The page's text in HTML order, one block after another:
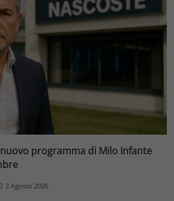
nuovo programma di Milo Infante
2 Agosto 2026